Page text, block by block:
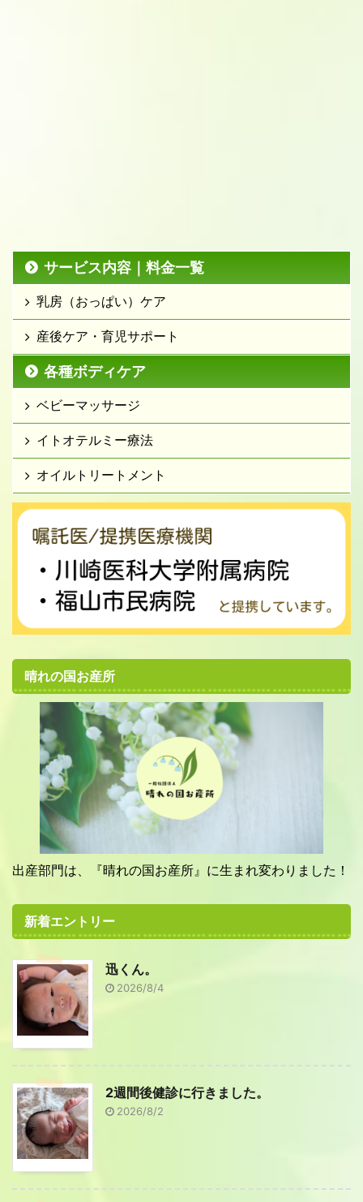
サービス内容｜料金一覧
乳房（おっぱい）ケア
産後ケア・育児サポート
各種ボディケア
ベビーマッサージ
イトオテルミー療法
オイルトリートメント
晴れの国お産所
出産部門は、『晴れの国お産所』に生まれ変わりました！
新着エントリー
迅くん。
2026/8/4
2週間後健診に行きました。
2026/8/2